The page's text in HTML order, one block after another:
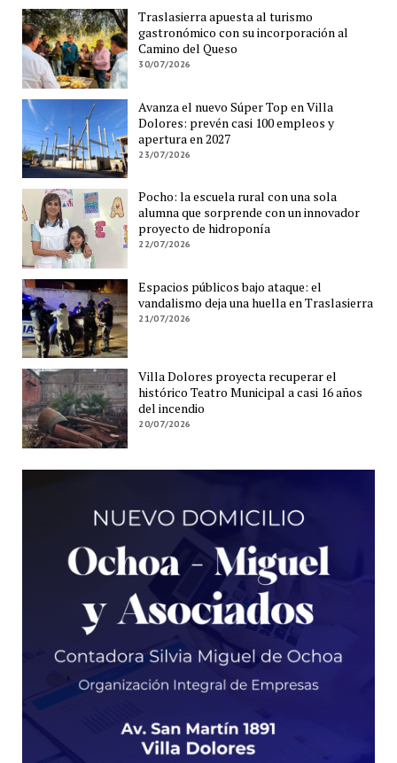
Traslasierra apuesta al turismo
gastronómico con su incorporación al
Camino del Queso
30/07/2026
Avanza el nuevo Súper Top en Villa
Dolores: prevén casi 100 empleos y
apertura en 2027
23/07/2026
Pocho: la escuela rural con una sola
alumna que sorprende con un innovador
proyecto de hidroponía
22/07/2026
Espacios públicos bajo ataque: el
vandalismo deja una huella en Traslasierra
21/07/2026
Villa Dolores proyecta recuperar el
histórico Teatro Municipal a casi 16 años
del incendio
20/07/2026